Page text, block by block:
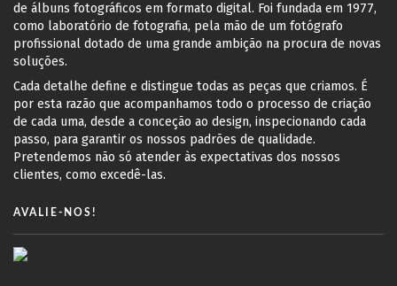
de álbuns fotográficos em formato digital. Foi fundada em 1977,
como laboratório de fotografia, pela mão de um fotógrafo
profissional dotado de uma grande ambição na procura de novas
soluções.
Cada detalhe define e distingue todas as peças que criamos. É
por esta razão que acompanhamos todo o processo de criação
de cada uma, desde a conceção ao design, inspecionando cada
passo, para garantir os nossos padrões de qualidade.
Pretendemos não só atender às expectativas dos nossos
clientes, como excedê-las.
AVALIE-NOS!